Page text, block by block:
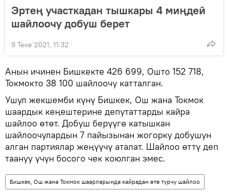
Эртең участкадан тышкары 4 миңдей
шайлоочу добуш берет
9 Теке 2021, 11:32
Анын ичинен Бишкекте 426 699, Ошто 152 718,
Токмокто 38 100 шайлоочу катталган.
Ушул жекшемби күнү Бишкек, Ош жана Токмок
шаардык кеңештерине депутаттарды кайра
шайлоо өтөт. Добуш берүүгө катышкан
шайлоочулардын 7 пайызынан жогорку добушун
алган партиялар жеңүүчү аталат. Шайлоо өттү деп
таануу үчүн босого чек коюлган эмес.
Бишкек, Ош жана Токмок шаарларында кайрадан өтө турчу шайлоо